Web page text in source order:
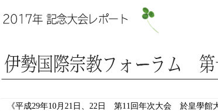
《平成29年10月21日、22日 第11回年次大会 於皇學館